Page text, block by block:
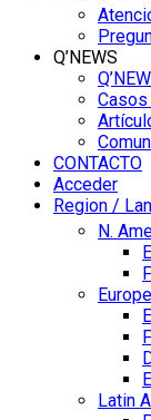
Q’NEWS
CONTACTO
Acceder
Region /
N.
Europe
Latin